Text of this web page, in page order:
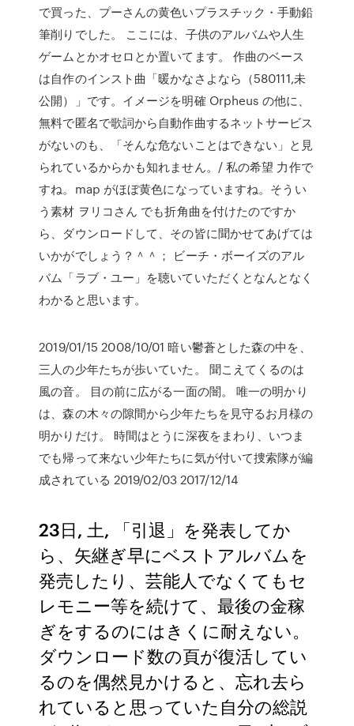
で買った、プーさんの黄色いプラスチック・手動鉛
筆削りでした。 ここには、子供のアルバムや人生
ゲームとかオセロとか置いてます。 作曲のベース
は自作のインスト曲「暖かなさよなら（580111,未
公開）」です。イメージを明確 Orpheus の他に、
無料で匿名で歌詞から自動作曲するネットサービス
がないのも、「そんな危ないことはできない」と見
られているからかも知れません。/ 私の希望 力作で
すね。map がほぼ黄色になっていますね。そうい
う素材 ヲリコさん でも折角曲を付けたのですか
ら、ダウンロードして、その皆に聞かせてあげては
いかがでしょう？＾＾； ビーチ・ボーイズのアル
バム「ラブ・ユー」を聴いていただくとなんとなく
わかると思います。
2019/01/15 2008/10/01 暗い鬱蒼とした森の中を、
三人の少年たちが歩いていた。 聞こえてくるのは
風の音。 目の前に広がる一面の闇。 唯一の明かり
は、森の木々の隙間から少年たちを見守るお月様の
明かりだけ。 時間はとうに深夜をまわり、いつま
でも帰って来ない少年たちに気が付いて捜索隊が編
成されている 2019/02/03 2017/12/14
23日, 土, 「引退」を発表してか
ら、矢継ぎ早にベストアルバムを
発売したり、芸能人でなくてもセ
レモニー等を続けて、最後の金稼
ぎをするのにはきくに耐えない。
ダウンロード数の頁が復活してい
るのを偶然見かけると、忘れ去ら
れていると思っていた自分の総説